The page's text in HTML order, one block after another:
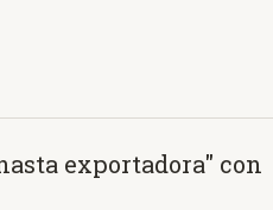
exportadora" con